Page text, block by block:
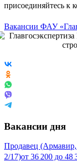
присоединяйтесь к
Вакансии ФАУ
Вакансии дня
Продавец (Армавир,
2/17)от 36 200 до 48